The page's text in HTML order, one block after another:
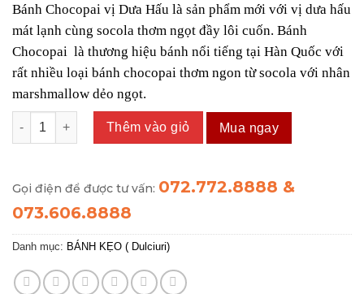
Bánh Chocopai vị Dưa Hấu là sản phẩm mới với vị dưa hấu
mát lạnh cùng socola thơm ngọt đầy lôi cuốn. Bánh
Chocopai là thương hiệu bánh nổi tiếng tại Hàn Quốc với
rất nhiều loại bánh chocopai thơm ngon từ socola với nhân
marshmallow dẻo ngọt.
Bánh Chocopai Dưa Hấu số lượng
Thêm vào giỏ Mua ngay
Gọi điện để được tư vấn: 072.772.8888 &
073.606.8888
Danh mục: BÁNH KẸO ( Dulciuri)